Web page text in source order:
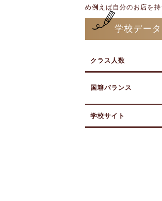
め例えば自分のお店を
学校データ
クラス人数
国籍バランス
学校サイト